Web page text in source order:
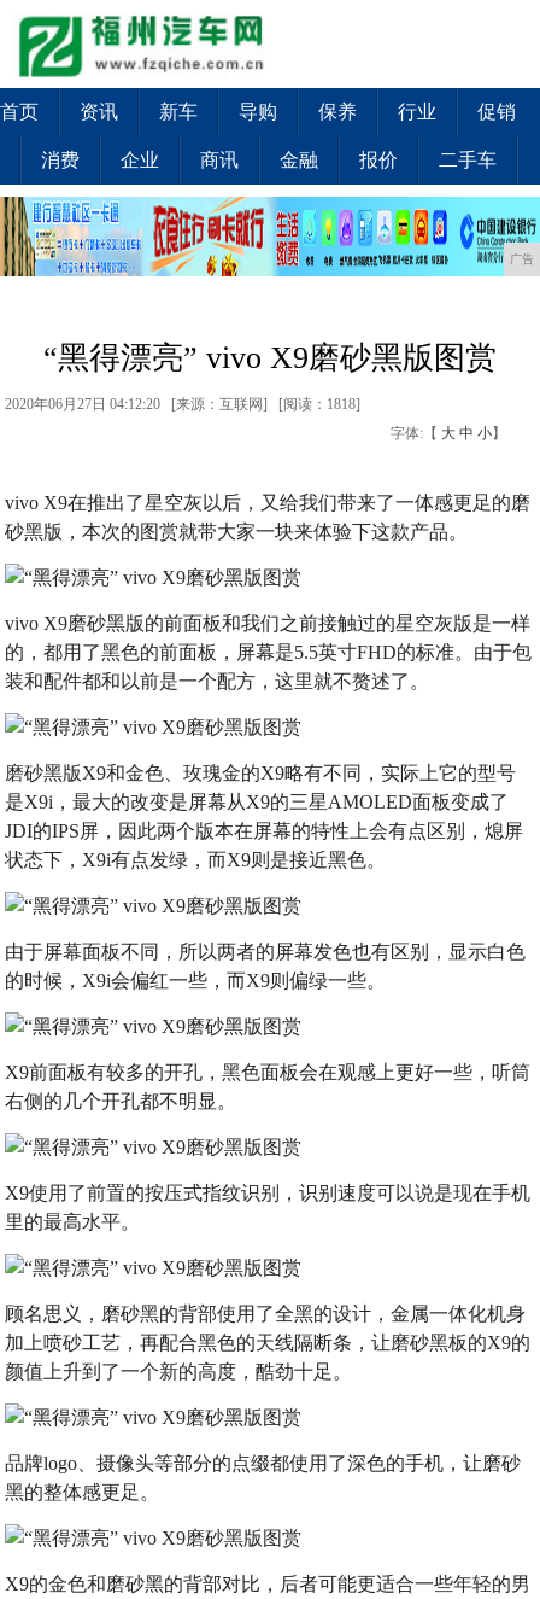
首页 资讯 新车 导购 保养 行业 促销
消费 企业 商讯 金融 报价 二手车
广告
“黑得漂亮” vivo X9磨砂黑版图赏
2020年06月27日 04:12:20 [来源：互联网] [阅读：1818]
字体:【 大 中 小】
vivo X9在推出了星空灰以后，又给我们带来了一体感更足的磨
砂黑版，本次的图赏就带大家一块来体验下这款产品。
vivo X9磨砂黑版的前面板和我们之前接触过的星空灰版是一样
的，都用了黑色的前面板，屏幕是5.5英寸FHD的标准。由于包
装和配件都和以前是一个配方，这里就不赘述了。
磨砂黑版X9和金色、玫瑰金的X9略有不同，实际上它的型号
是X9i，最大的改变是屏幕从X9的三星AMOLED面板变成了
JDI的IPS屏，因此两个版本在屏幕的特性上会有点区别，熄屏
状态下，X9i有点发绿，而X9则是接近黑色。
由于屏幕面板不同，所以两者的屏幕发色也有区别，显示白色
的时候，X9i会偏红一些，而X9则偏绿一些。
X9前面板有较多的开孔，黑色面板会在观感上更好一些，听筒
右侧的几个开孔都不明显。
X9使用了前置的按压式指纹识别，识别速度可以说是现在手机
里的最高水平。
顾名思义，磨砂黑的背部使用了全黑的设计，金属一体化机身
加上喷砂工艺，再配合黑色的天线隔断条，让磨砂黑板的X9的
颜值上升到了一个新的高度，酷劲十足。
品牌logo、摄像头等部分的点缀都使用了深色的手机，让磨砂
黑的整体感更足。
X9的金色和磨砂黑的背部对比，后者可能更适合一些年轻的男